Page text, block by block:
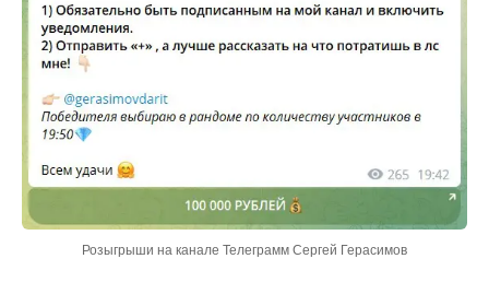
Розыгрыши на канале Телеграмм Сергей Герасимов